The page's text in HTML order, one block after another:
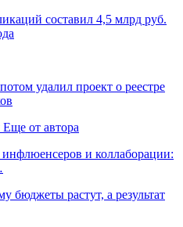
составил 4,5 млрд руб.
удалил проект о реестре
Еще от автора
и коллаборации:
бюджеты растут, а результат